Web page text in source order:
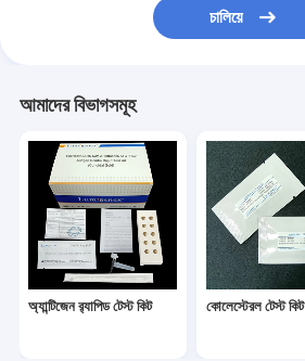
Infectious Disease Test Kit
Kidney Function Test Kit
POC Testing Device
Rapid Test Reagent
ল্যাবরেটরি ভোগ্যপণ্য
চালিয়ে
আমাদের বিভাগসমূহ
অ্যান্টিজেন র‌্যাপিড টেস্ট কিট কোলেস্টেরল টেস্ট কিট